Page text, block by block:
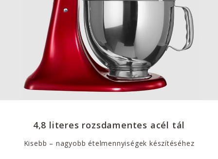
4,8 literes rozsdamentes acél tál
Kisebb – nagyobb ételmennyiségek készítéséhez